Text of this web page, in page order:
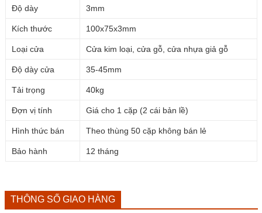
Độ dày 3mm
Kích thước 100x75x3mm
Loại cửa Cửa kim loại, cửa gỗ, cửa nhựa giả gỗ
Độ dày cửa 35-45mm
Tải trọng 40kg
Đợn vị tính Giá cho 1 cặp (2 cái bản lề)
Hình thức bán Theo thùng 50 cặp không bán lẻ
Bảo hành 12 tháng
THÔNG SỐ GIAO HÀNG